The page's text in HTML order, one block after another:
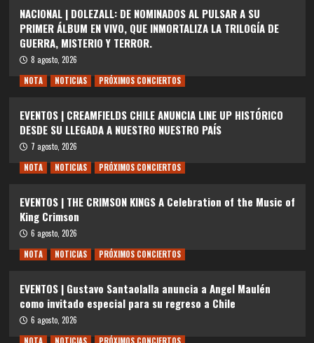
NACIONAL | DOLEZALL: DE NOMINADOS AL PULSAR A SU
PRIMER ÁLBUM EN VIVO, QUE INMORTALIZA LA TRILOGÍA DE
GUERRA, MISTERIO Y TERROR.
8 agosto, 2026
NOTA
NOTICIAS PRÓXIMOS CONCIERTOS
EVENTOS | CREAMFIELDS CHILE ANUNCIA LINE UP HISTÓRICO
DESDE SU LLEGADA A NUESTRO NUESTRO PAÍS
7 agosto, 2026
NOTA
NOTICIAS PRÓXIMOS CONCIERTOS
EVENTOS | THE CRIMSON KINGS A Celebration of the Music of
King Crimson
6 agosto, 2026
NOTA
NOTICIAS PRÓXIMOS CONCIERTOS
EVENTOS | Gustavo Santaolalla anuncia a Angel Maulén
como invitado especial para su regreso a Chile
6 agosto, 2026